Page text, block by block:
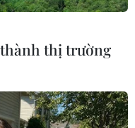
thị trường